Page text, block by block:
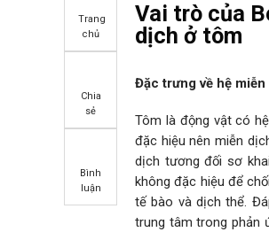
Trang
chủ
Chia
sẻ
Bình
luận
Vai trò của
dịch ở tôm
Đặc trưng về hệ
Tôm là động vật có
đặc hiệu nên miễn
dịch tương đối sơ
không đặc hiệu để
tế bào và dịch thể.
trung tâm trong phản